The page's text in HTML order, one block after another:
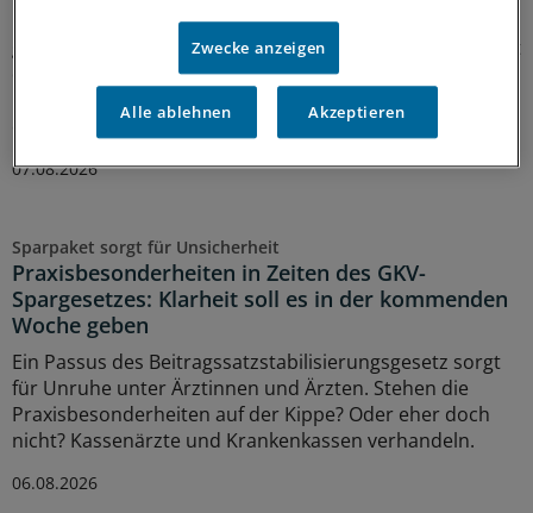
Die Koalition will die Prävention als
gesamtgesellschaftliche Aufgabe stärken. Richtig so, sagt
der Gesundheitsrechtler Professor Thomas Schlegel im
Interview mit der Ärzte Zeitung. Das Thema habe aber
eine viel größere Dimension als viele meinten.
07.08.2026
Sparpaket sorgt für Unsicherheit
Praxisbesonderheiten in Zeiten des GKV-
Spargesetzes: Klarheit soll es in der kommenden
Woche geben
Ein Passus des Beitragssatzstabilisierungsgesetz sorgt
für Unruhe unter Ärztinnen und Ärzten. Stehen die
Praxisbesonderheiten auf der Kippe? Oder eher doch
nicht? Kassenärzte und Krankenkassen verhandeln.
06.08.2026
Zwecke anzeigen
Alle ablehnen Akzeptieren